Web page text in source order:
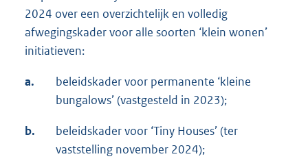
2024 over een overzichtelijk en volledig
afwegingskader voor alle soorten ‘klein wonen’
initiatieven:
a.
beleidskader voor permanente ‘kleine
bungalows’ (vastgesteld in 2023);
b.
beleidskader voor ‘Tiny Houses’ (ter
vaststelling november 2024);